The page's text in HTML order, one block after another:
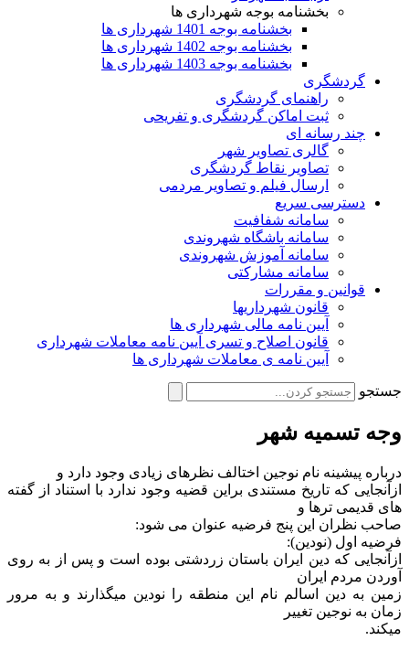
بخشنامه بوجه شهرداری ها
بخشنامه بوجه 1401 شهرداری ها
بخشنامه بوجه 1402 شهرداری ها
بخشنامه بوجه 1403 شهرداری ها
گردشگری
راهنمای گردشگری
ثبت اماکن گردشگری و تفریحی
چند رسانه ای
گالری تصاویر شهر
تصاویر نقاط گردشگری
ارسال فیلم و تصاویر مردمی
دسترسی سریع
سامانه شفافیت
سامانه باشگاه شهروندی
سامانه آموزش شهروندی
سامانه مشارکتی
قوانین و مقررات
قانون شهرداریها
آیین نامه مالی شهرداری ها
قانون اصلاح و تسری آیین نامه معاملات شهرداری
آیین نامه ی معاملات شهرداری ها
جستجو
وجه تسمیه شهر
درباره پیشینه نام نوجین اختالف نظرهای زیادی وجود دارد و
ازآنجایی که تاریخ مستندی براین قضیه وجود ندارد با استناد از گفته
های قدیمی ترها و
صاحب نظران این پنج فرضیه عنوان می شود:
فرضیه اول (نودین):
ازآنجایی که دین ایران باستان زردشتی بوده است و پس از به روی
آوردن مردم ایران
زمین به دین اسالم نام این منطقه را نودین میگذارند و به مرور
زمان به نوجین تغییر
میکند.